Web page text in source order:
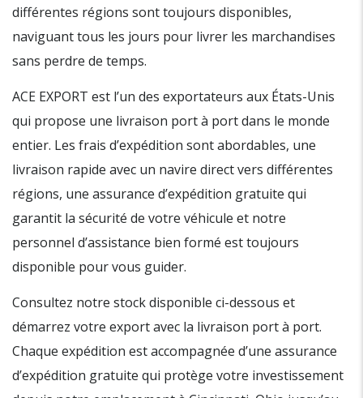
différentes régions sont toujours disponibles,
naviguant tous les jours pour livrer les marchandises
sans perdre de temps.
ACE EXPORT est l’un des exportateurs aux États-Unis
qui propose une livraison port à port dans le monde
entier. Les frais d’expédition sont abordables, une
livraison rapide avec un navire direct vers différentes
régions, une assurance d’expédition gratuite qui
garantit la sécurité de votre véhicule et notre
personnel d’assistance bien formé est toujours
disponible pour vous guider.
Consultez notre stock disponible ci-dessous et
démarrez votre export avec la livraison port à port.
Chaque expédition est accompagnée d’une assurance
d’expédition gratuite qui protège votre investissement